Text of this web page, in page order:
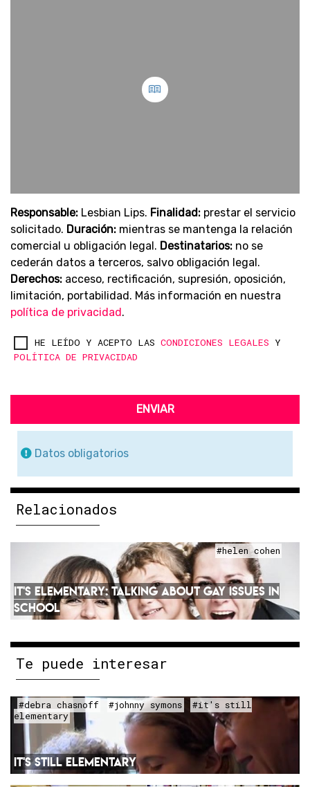
Responsable: Lesbian Lips. Finalidad: prestar el servicio
solicitado. Duración: mientras se mantenga la relación
comercial u obligación legal. Destinatarios: no se
cederán datos a terceros, salvo obligación legal.
Derechos: acceso, rectificación, supresión, oposición,
limitación, portabilidad. Más información en nuestra
política de privacidad.
HE LEÍDO Y ACEPTO LAS CONDICIONES LEGALES Y
POLÍTICA DE PRIVACIDAD
ENVIAR
Datos obligatorios
Relacionados
#helen cohen
IT'S ELEMENTARY: TALKING ABOUT GAY ISSUES IN
SCHOOL
Te puede interesar
#debra chasnoff #johnny symons
#it's still
elementary
IT'S STILL ELEMENTARY